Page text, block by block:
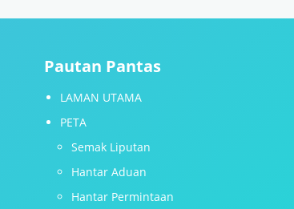
Pautan Pantas
LAMAN UTAMA
PETA
Semak Liputan
Hantar Aduan
Hantar Permintaan